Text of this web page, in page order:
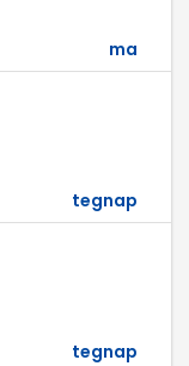
ma
tegnap
tegnap